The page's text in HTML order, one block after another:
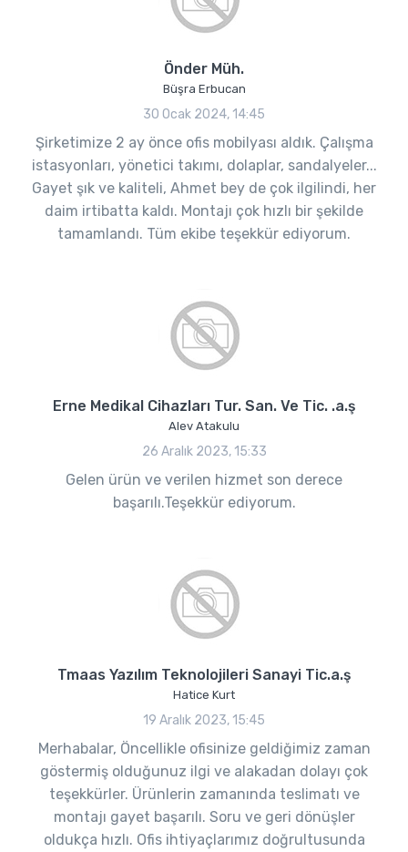
Önder Müh.
Büşra Erbucan
30 Ocak 2024, 14:45
Şirketimize 2 ay önce ofis mobilyası aldık. Çalışma
istasyonları, yönetici takımı, dolaplar, sandalyeler...
Gayet şık ve kaliteli, Ahmet bey de çok ilgilindi, her
daim irtibatta kaldı. Montajı çok hızlı bir şekilde
tamamlandı. Tüm ekibe teşekkür ediyorum.
Erne Medikal Cihazları Tur. San. Ve Tic. .a.ş
Alev Atakulu
26 Aralık 2023, 15:33
Gelen ürün ve verilen hizmet son derece
başarılı.Teşekkür ediyorum.
Tmaas Yazılım Teknolojileri Sanayi Tic.a.ş
Hatice Kurt
19 Aralık 2023, 15:45
Merhabalar, Öncellikle ofisinize geldiğimiz zaman
göstermiş olduğunuz ilgi ve alakadan dolayı çok
teşekkürler. Ürünlerin zamanında teslimatı ve
montajı gayet başarılı. Soru ve geri dönüşler
oldukça hızlı. Ofis ihtiyaçlarımız doğrultusunda